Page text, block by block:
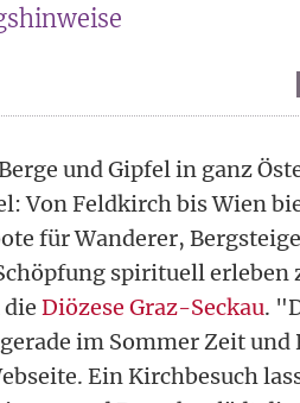
und Gipfel in ganz
Von Feldkirch bis Wien
für Wanderer,
spirituell
Diözese Graz-Seckau.
im Sommer Zeit
Ein Kirchbesuch